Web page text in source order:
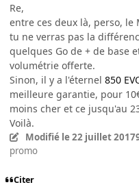
Re,
entre ces deux là, perso, le
tu ne verras pas la
quelques Go de + de base
volumétrie offerte.
Sinon, il y a l'éternel 850
meilleure garantie, pour
moins cher et ce jusqu'au
Voilà.
Modifié le 22 juillet 2017
promo
Citer